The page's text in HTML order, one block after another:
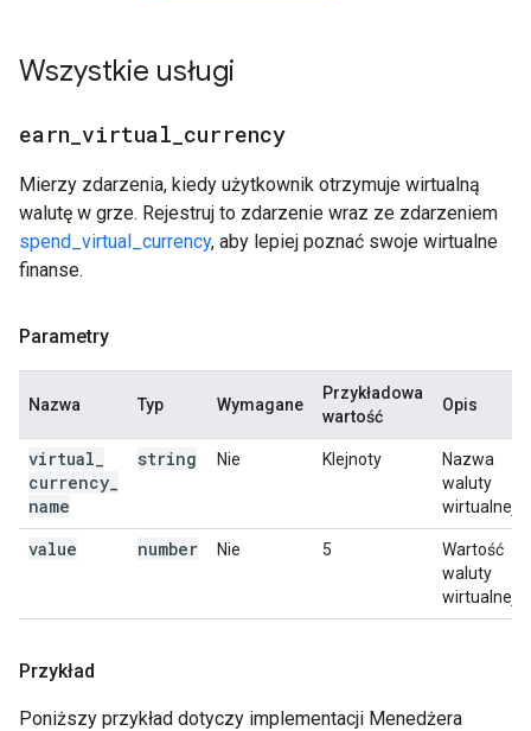
Wszystkie usługi
earn virtual currency
Mierzy zdarzenia, kiedy użytkownik otrzymuje wirtualną
walutę w grze. Rejestruj to zdarzenie wraz ze zdarzeniem
spend_virtual_currency, aby lepiej poznać swoje wirtualne
finanse.
Parametry
Nazwa Typ Wymagane
Przykładowa
wartość
Opis
virtual
currency
name
string Nie Klejnoty
Nazwa
waluty
wirtualnej.
value number Nie 5
Wartość
waluty
wirtualnej.
Przykład
Poniższy przykład dotyczy implementacji Menedżera